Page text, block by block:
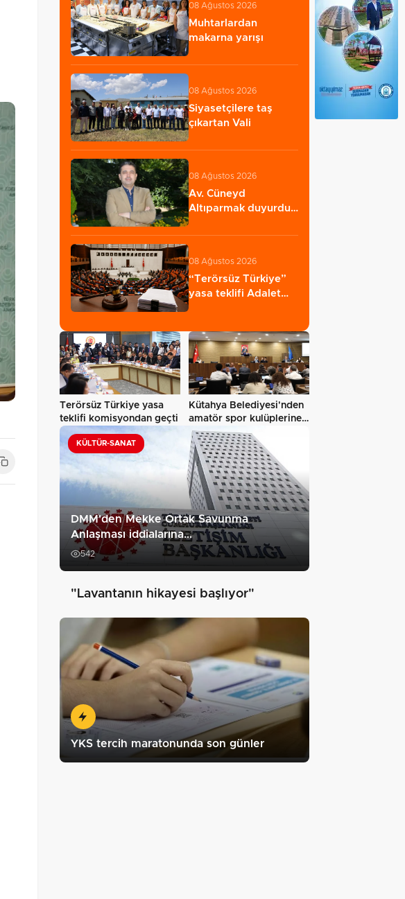
08 Ağustos 2026
Muhtarlardan
makarna yarışı
08 Ağustos 2026
Siyasetçilere taş
çıkartan Vali
08 Ağustos 2026
Av. Cüneyd
Altıparmak duyurdu:
sistemi…
08 Ağustos 2026
“Terörsüz Türkiye”
yasa teklifi Adalet
Terörsüz Türkiye yasa
teklifi komisyondan geçti
Kütahya Belediyesi'nden
amatör spor kulüplerine
tam…
KÜLTÜR-SANAT
DMM'den Mekke Ortak Savunma
Anlaşması iddialarına…
542
"Lavantanın hikayesi başlıyor"
YKS tercih maratonunda son günler